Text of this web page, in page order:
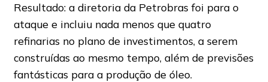
Resultado: a diretoria da Petrobras foi para o
ataque e incluiu nada menos que quatro
refinarias no plano de investimentos, a serem
construídas ao mesmo tempo, além de previsões
fantásticas para a produção de óleo.